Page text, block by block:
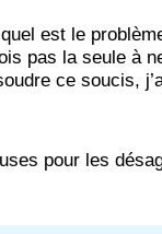
est le
pas la seule à
ce soucis,
pour les